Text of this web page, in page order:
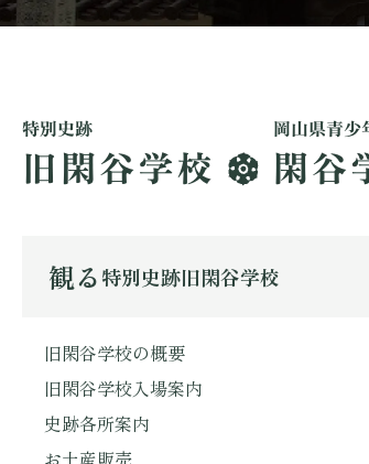
観る特別史跡旧閑谷学校
旧閑谷学校の概要
旧閑谷学校入場案内
史跡各所案内